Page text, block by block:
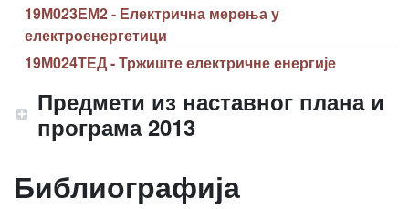
19М023ЕМ2 - Електрична мерења у
електроенергетици
19М024ТЕД - Тржиште електричне енергије
Предмети из наставног плана и
програма 2013
Библиографија